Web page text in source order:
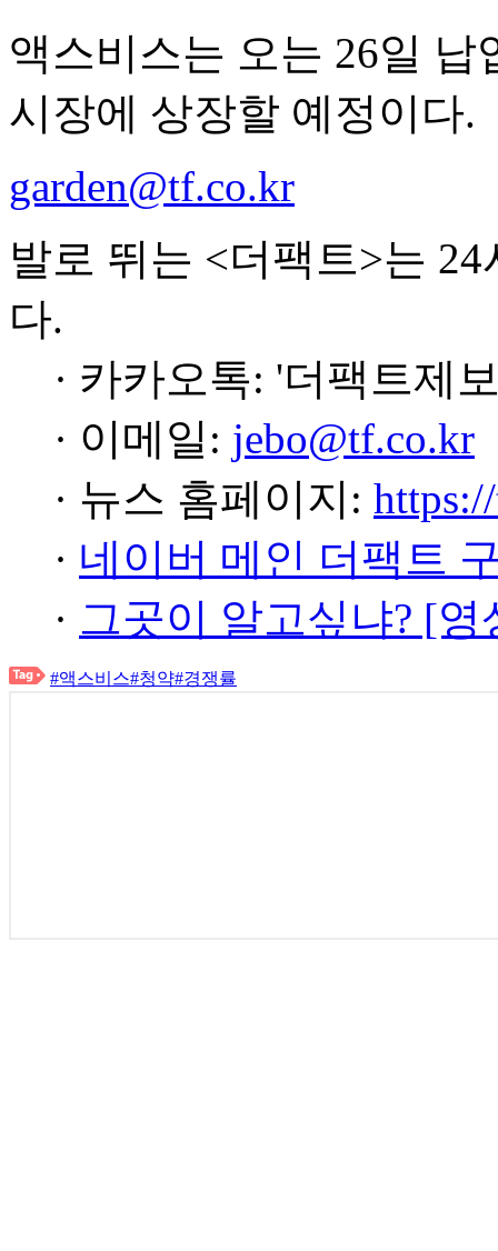
액스비스는 오는 26일
시장에 상장할 예정이다.
garden@tf.co.kr
발로 뛰는 <더팩트>는
다.
· 카카오톡: '더팩트제
· 이메일: jebo@tf.co.kr
· 뉴스 홈페이지:
· 네이버 메인 더팩트
· 그곳이 알고싶냐? [
#액스비스#청약#경쟁률